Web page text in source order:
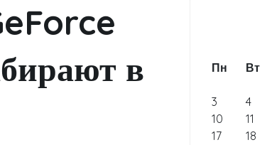
в
Пн Вт
3
4
10
11
17
18